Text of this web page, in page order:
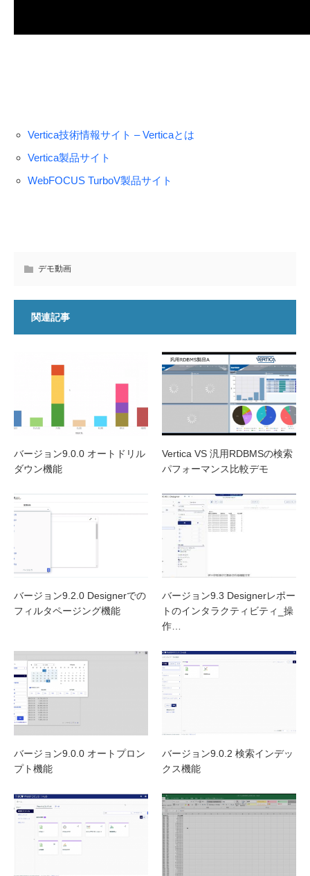
Vertica技術情報サイト – Verticaとは
Vertica製品サイト
WebFOCUS TurboV製品サイト
デモ動画
関連記事
バージョン9.0.0 オートドリル
ダウン機能
Vertica VS 汎用RDBMSの検索
パフォーマンス比較デモ
バージョン9.2.0 Designerでの
フィルタページング機能
バージョン9.3 Designerレポー
トのインタラクティビティ_操
作…
バージョン9.0.0 オートプロン
プト機能
バージョン9.0.2 検索インデッ
クス機能